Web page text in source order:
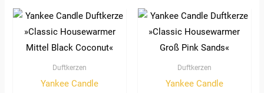
Duftkerzen
Yankee Candle
Duftkerzen
Yankee Candle